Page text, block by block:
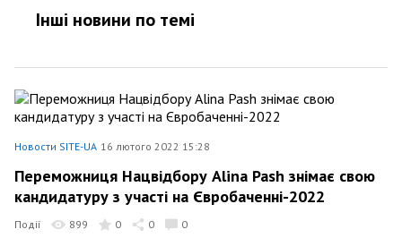
Інші новини по темi
Новости SITE-UA 16 лютого 2022 15:28
Переможниця Нацвідбору Alina Pash знімає свою
кандидатуру з участі на Євробаченні-2022
Події 899 0 0 0